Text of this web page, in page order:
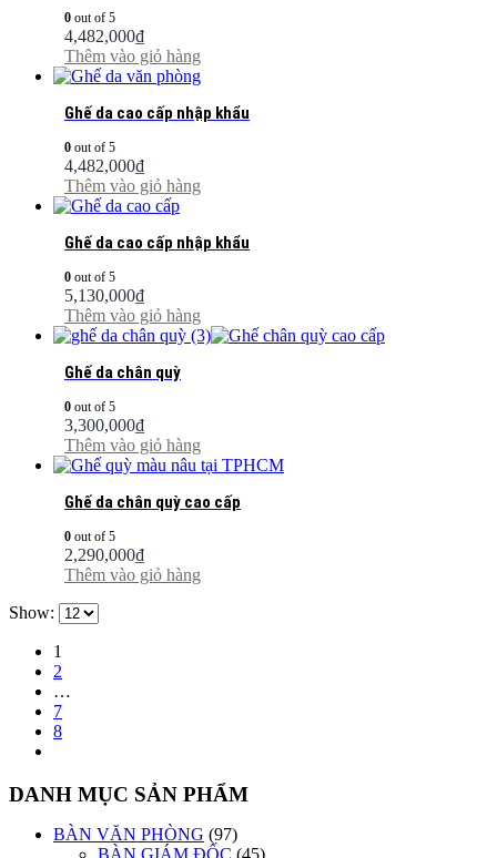
0 out of 5
4,482,000₫
Thêm vào giỏ hàng
Ghế da cao cấp nhập khẩu
0 out of 5
4,482,000₫
Thêm vào giỏ hàng
Ghế da cao cấp nhập khẩu
0 out of 5
5,130,000₫
Thêm vào giỏ hàng
Ghế da chân quỳ
0 out of 5
3,300,000₫
Thêm vào giỏ hàng
Ghế da chân quỳ cao cấp
0 out of 5
2,290,000₫
Thêm vào giỏ hàng
Show:
1
2
…
7
8
DANH MỤC SẢN PHẨM
BÀN VĂN PHÒNG (97)
BÀN GIÁM ĐỐC (45)